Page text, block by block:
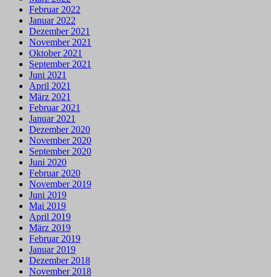
Februar 2022
Januar 2022
Dezember 2021
November 2021
Oktober 2021
September 2021
Juni 2021
April 2021
März 2021
Februar 2021
Januar 2021
Dezember 2020
November 2020
September 2020
Juni 2020
Februar 2020
November 2019
Juni 2019
Mai 2019
April 2019
März 2019
Februar 2019
Januar 2019
Dezember 2018
November 2018